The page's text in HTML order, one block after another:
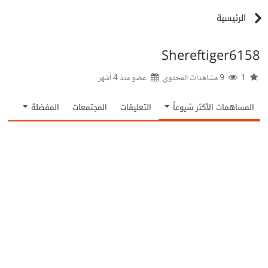
الرئيسية
Shereftiger6158
عضو منذ4 أشهر
المساهمات الأكثر شيوعاً التعليقات المجتمعات المفضلة